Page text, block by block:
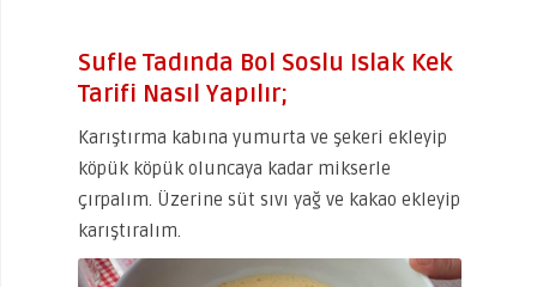
Sufle Tadında Bol Soslu Islak Kek
Tarifi Nasıl Yapılır;
Karıştırma kabına yumurta ve şekeri ekleyip
köpük köpük oluncaya kadar mikserle
çırpalım. Üzerine süt sıvı yağ ve kakao ekleyip
karıştıralım.